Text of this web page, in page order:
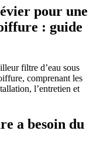
pour une
: guide
filtre d’eau sous
comprenant les
l’entretien et
a besoin du